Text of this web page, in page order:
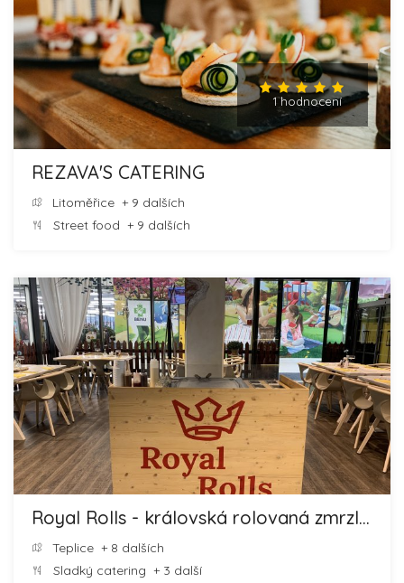
1 hodnocení
REZAVA'S CATERING
Litoměřice + 9 dalších
Street food + 9 dalších
Royal Rolls - královská rolovaná zmrzlina
Teplice + 8 dalších
Sladký catering + 3 další